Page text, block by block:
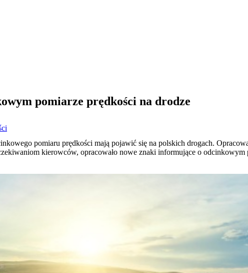
pomiarze prędkości na drodze
pomiaru prędkości mają pojawić się na polskich drogach.
kierowców, opracowało nowe znaki informujące o odcinkowym